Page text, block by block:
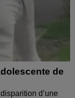
de
d’une